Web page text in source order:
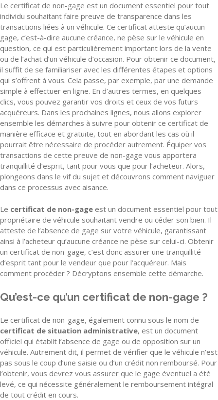
Le certificat de non-gage est un document essentiel pour tout
individu souhaitant faire preuve de transparence dans les
transactions liées à un véhicule. Ce certificat atteste qu’aucun
gage, c’est-à-dire aucune créance, ne pèse sur le véhicule en
question, ce qui est particulièrement important lors de la vente
ou de l’achat d’un véhicule d’occasion. Pour obtenir ce document,
il suffit de se familiariser avec les différentes étapes et options
qui s’offrent à vous. Cela passe, par exemple, par une demande
simple à effectuer en ligne. En d’autres termes, en quelques
clics, vous pouvez garantir vos droits et ceux de vos futurs
acquéreurs. Dans les prochaines lignes, nous allons explorer
ensemble les démarches à suivre pour obtenir ce certificat de
manière efficace et gratuite, tout en abordant les cas où il
pourrait être nécessaire de procéder autrement. Équiper vos
transactions de cette preuve de non-gage vous apportera
tranquillité d’esprit, tant pour vous que pour l’acheteur. Alors,
plongeons dans le vif du sujet et découvrons comment naviguer
dans ce processus avec aisance.
Le certificat de non-gage est un document essentiel pour tout
propriétaire de véhicule souhaitant vendre ou céder son bien. Il
atteste de l’absence de gage sur votre véhicule, garantissant
ainsi à l’acheteur qu’aucune créance ne pèse sur celui-ci. Obtenir
un certificat de non-gage, c’est donc assurer une tranquillité
d’esprit tant pour le vendeur que pour l’acquéreur. Mais
comment procéder ? Décryptons ensemble cette démarche.
Qu’est-ce qu’un certificat de non-gage ?
Le certificat de non-gage, également connu sous le nom de
certificat de situation administrative, est un document
officiel qui établit l’absence de gage ou de opposition sur un
véhicule. Autrement dit, il permet de vérifier que le véhicule n’est
pas sous le coup d’une saisie ou d’un crédit non remboursé. Pour
l’obtenir, vous devrez vous assurer que le gage éventuel a été
levé, ce qui nécessite généralement le remboursement intégral
de tout crédit en cours.